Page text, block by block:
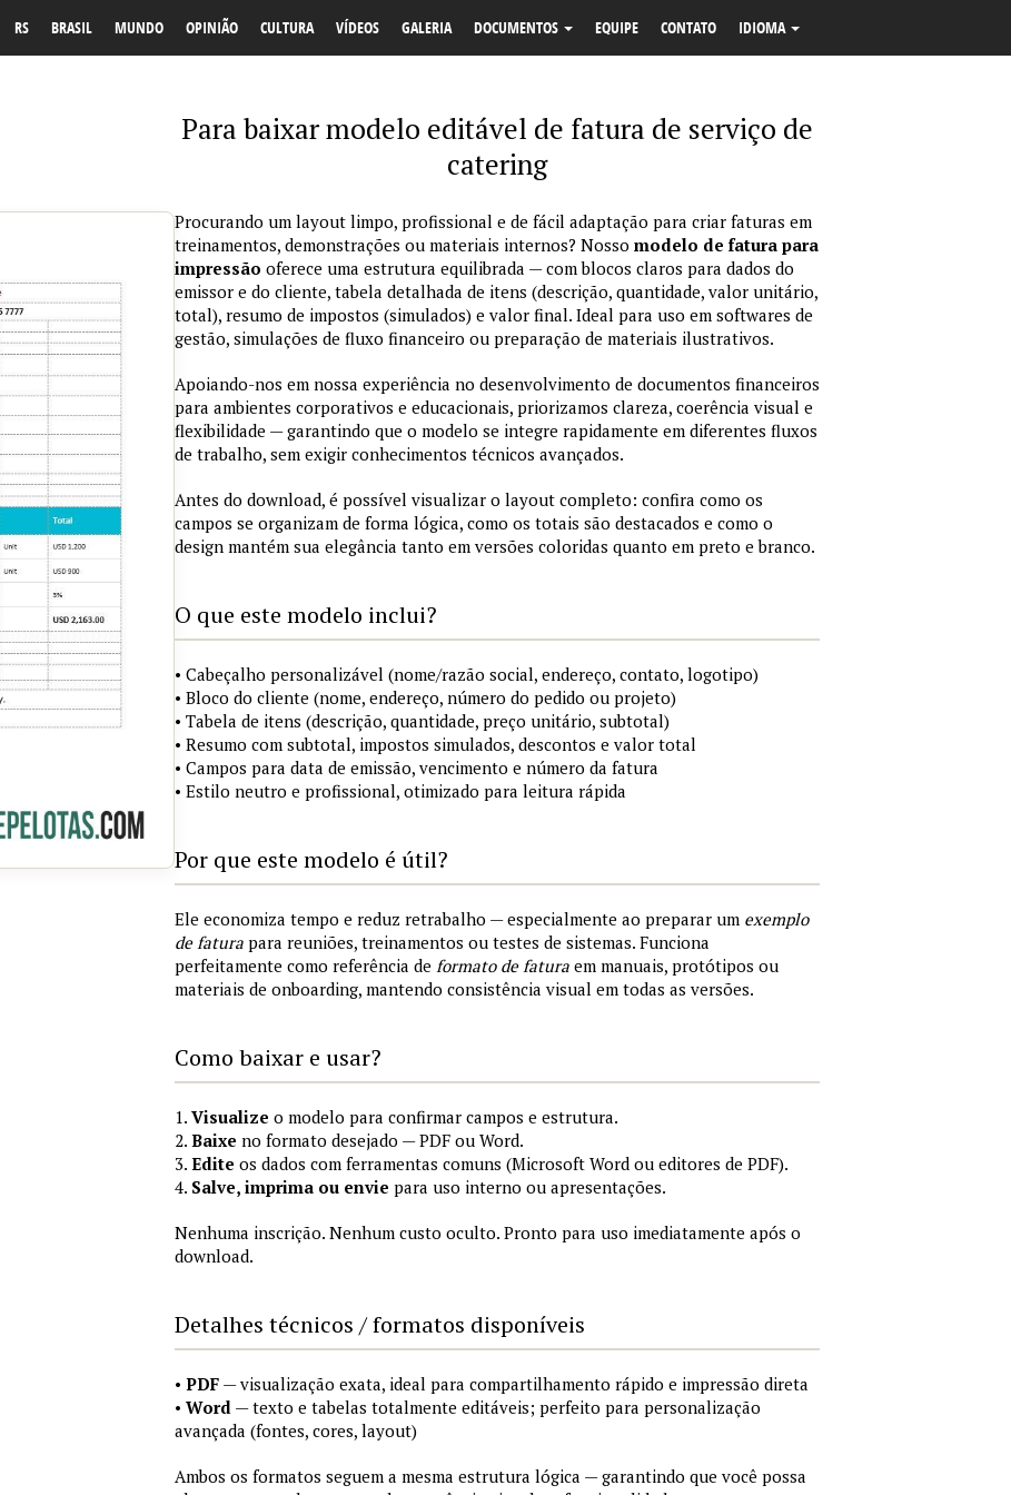
RS BRASIL MUNDO OPINIÃO CULTURA VÍDEOS GALERIA DOCUMENTOS EQUIPE CONTATO IDIOMA
Para baixar modelo editável de fatura de serviço de
catering
Procurando um layout limpo, profissional e de fácil adaptação para criar faturas em
treinamentos, demonstrações ou materiais internos? Nosso modelo de fatura para
impressão oferece uma estrutura equilibrada — com blocos claros para dados do
emissor e do cliente, tabela detalhada de itens (descrição, quantidade, valor unitário,
total), resumo de impostos (simulados) e valor final. Ideal para uso em softwares de
gestão, simulações de fluxo financeiro ou preparação de materiais ilustrativos.
Apoiando-nos em nossa experiência no desenvolvimento de documentos financeiros
para ambientes corporativos e educacionais, priorizamos clareza, coerência visual e
flexibilidade — garantindo que o modelo se integre rapidamente em diferentes fluxos
de trabalho, sem exigir conhecimentos técnicos avançados.
Antes do download, é possível visualizar o layout completo: confira como os
campos se organizam de forma lógica, como os totais são destacados e como o
design mantém sua elegância tanto em versões coloridas quanto em preto e branco.
O que este modelo inclui?
• Cabeçalho personalizável (nome/razão social, endereço, contato, logotipo)
• Bloco do cliente (nome, endereço, número do pedido ou projeto)
• Tabela de itens (descrição, quantidade, preço unitário, subtotal)
• Resumo com subtotal, impostos simulados, descontos e valor total
• Campos para data de emissão, vencimento e número da fatura
• Estilo neutro e profissional, otimizado para leitura rápida
Por que este modelo é útil?
Ele economiza tempo e reduz retrabalho — especialmente ao preparar um exemplo
de fatura para reuniões, treinamentos ou testes de sistemas. Funciona
perfeitamente como referência de formato de fatura em manuais, protótipos ou
materiais de onboarding, mantendo consistência visual em todas as versões.
Como baixar e usar?
1. Visualize o modelo para confirmar campos e estrutura.
2. Baixe no formato desejado — PDF ou Word.
3. Edite os dados com ferramentas comuns (Microsoft Word ou editores de PDF).
4. Salve, imprima ou envie para uso interno ou apresentações.
Nenhuma inscrição. Nenhum custo oculto. Pronto para uso imediatamente após o
download.
Detalhes técnicos / formatos disponíveis
• PDF — visualização exata, ideal para compartilhamento rápido e impressão direta
• Word — texto e tabelas totalmente editáveis; perfeito para personalização
avançada (fontes, cores, layout)
Ambos os formatos seguem a mesma estrutura lógica — garantindo que você possa